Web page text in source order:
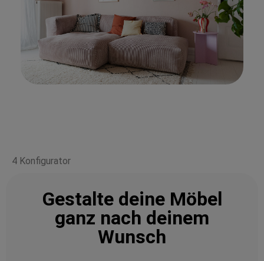
4 Konfigurator
Gestalte deine Möbel
ganz nach deinem
Wunsch